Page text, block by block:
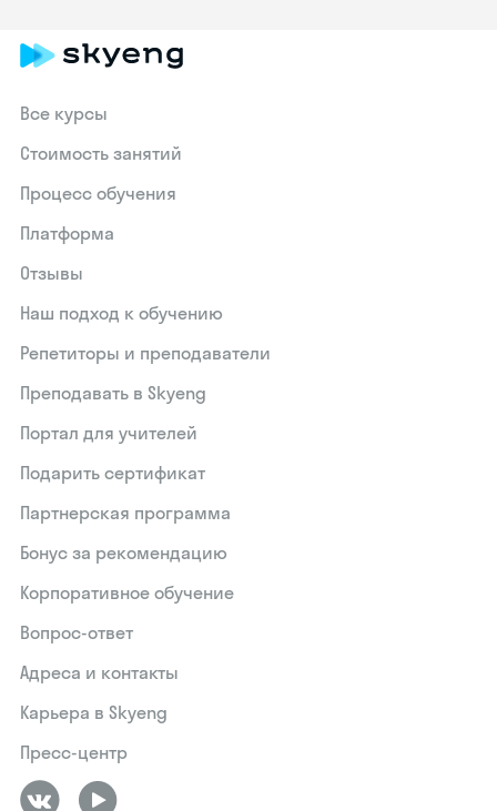
Все курсы
Стоимость занятий
Процесс обучения
Платформа
Отзывы
Наш подход к обучению
Репетиторы и преподаватели
Преподавать в Skyeng
Портал для учителей
Подарить сертификат
Партнерская программа
Бонус за рекомендацию
Корпоративное обучение
Вопрос-ответ
Адреса и контакты
Карьера в Skyeng
Пресс-центр